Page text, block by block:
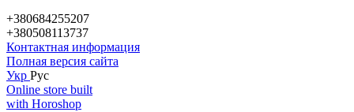
+380684255207
+380508113737
Контактная информация
Полная версия сайта
Укр Рус
Online store built
with Horoshop